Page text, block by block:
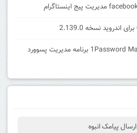
دانلود 1Password Manager Full v7.7 برنامه مدیریت پسوورد
ارسال پیامک انبوه